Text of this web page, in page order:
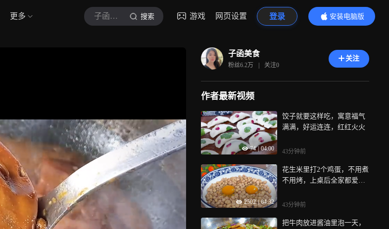
更多 子函美食 搜索 游戏 网页设置 登录
安装电脑版
内容更精彩
子函美食
粉丝6.2万 | 关注0
关注
作者最新视频
74 | 04:00
饺子就要这样吃，寓意福气
满满，好运连连，红红火火
43分钟前
2502 | 04:32
花生米里打2个鸡蛋，不用煮
不用烤，上桌后全家都爱
43分钟前
把牛肉放进酱油里泡一天，